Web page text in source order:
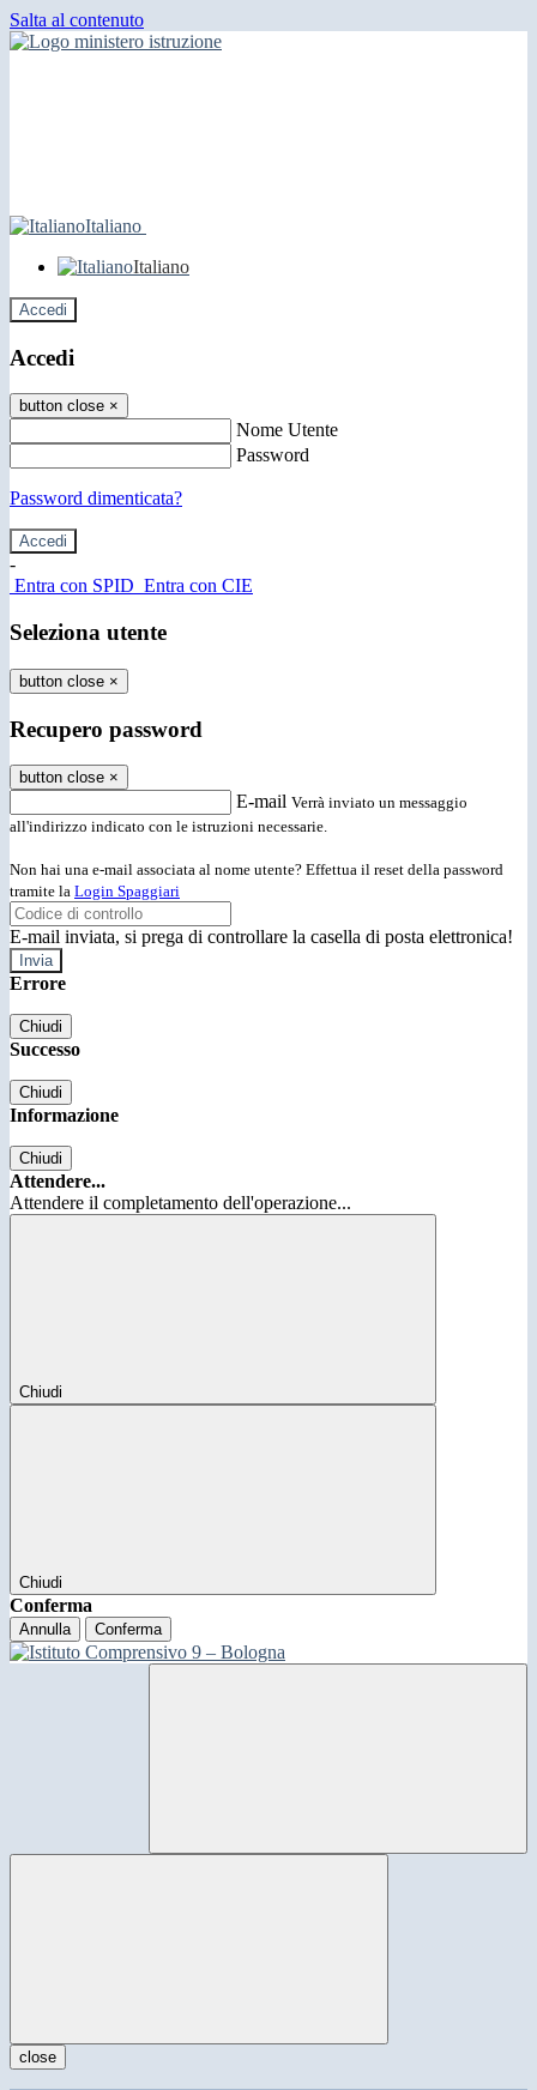
Salta al contenuto
Italiano
Italiano
Accedi
Accedi
button close ×
Nome Utente
Password
Password dimenticata?
-
Entra con SPID Entra con CIE
Seleziona utente
button close ×
Recupero password
button close ×
E-mail Verrà inviato un messaggio
all'indirizzo indicato con le istruzioni necessarie.
Non hai una e-mail associata al nome utente? Effettua il reset della password
tramite la Login Spaggiari
E-mail inviata, si prega di controllare la casella di posta elettronica!
Errore
Chiudi
Successo
Chiudi
Informazione
Chiudi
Attendere...
Attendere il completamento dell'operazione...
Chiudi
Chiudi
Conferma
Annulla Conferma
close